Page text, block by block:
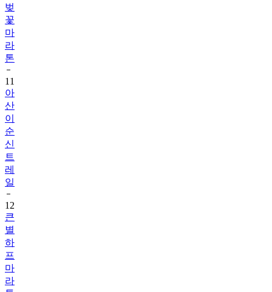
벚
꽃
마
라
톤
11
아
산
이
순
신
트
레
일
12
큰
별
하
프
마
라